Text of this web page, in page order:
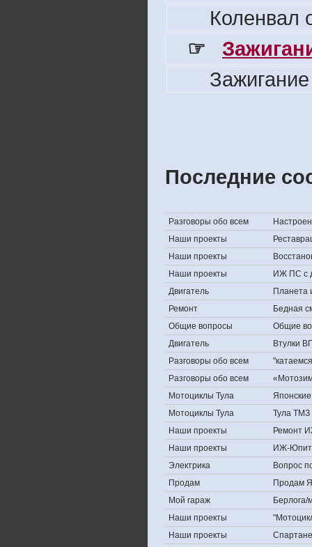
Коленвал
☞
Последние
Разговоры обо всем
Наши проекты
Наши проекты
Наши проекты
ИЖ ПС с
Двигатель
Планета
Ремонт
Бедная
Общие вопросы
Общие
Двигатель
Втулки
Разговоры обо всем
Разговоры обо всем
Мотоциклы Тула
Мотоциклы Тула
Тула ТМЗ
Наши проекты
Ремонт
Наши проекты
ИЖ-
Электрика
Вопрос
Продам
Продам
Мой гараж
Берлога/
Наши проекты
Наши проекты